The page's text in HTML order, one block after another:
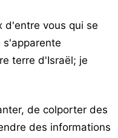
d'entre vous qui se
s'apparente
terre d'Israël; je
de colporter des
des informations